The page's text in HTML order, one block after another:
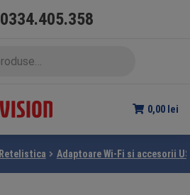
0334.405.358
0,00 lei
Retelistica Adaptoare Wi-Fi si accesorii